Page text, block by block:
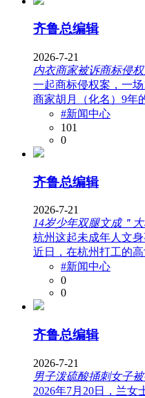
齐鲁总编辑
2026-7-21
内衣商家被诉商标侵
一起商标侵权案，一
商家胡月（化名）9年
#新闻中心
101
0
齐鲁总编辑
2026-7-21
14岁少年双腿文成＂
杭州这起未成年人文
近日，在杭州打工的
#新闻中心
0
0
齐鲁总编辑
2026-7-21
男子泼硫酸捅刺女子
2026年7月20日，兰